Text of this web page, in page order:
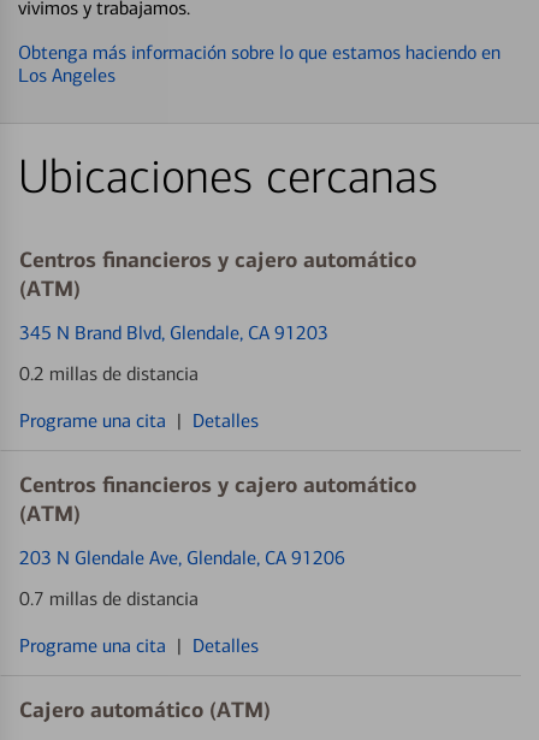
vivimos y trabajamos.
Obtenga más información sobre lo que estamos haciendo en
Los Angeles
Ubicaciones cercanas
Centros financieros y cajero automático
(ATM)
345 N Brand Blvd, Glendale, CA 91203
0.2 millas de distancia
Programe una cita | Detalles
Centros financieros y cajero automático
(ATM)
203 N Glendale Ave, Glendale, CA 91206
0.7 millas de distancia
Programe una cita | Detalles
Cajero automático (ATM)